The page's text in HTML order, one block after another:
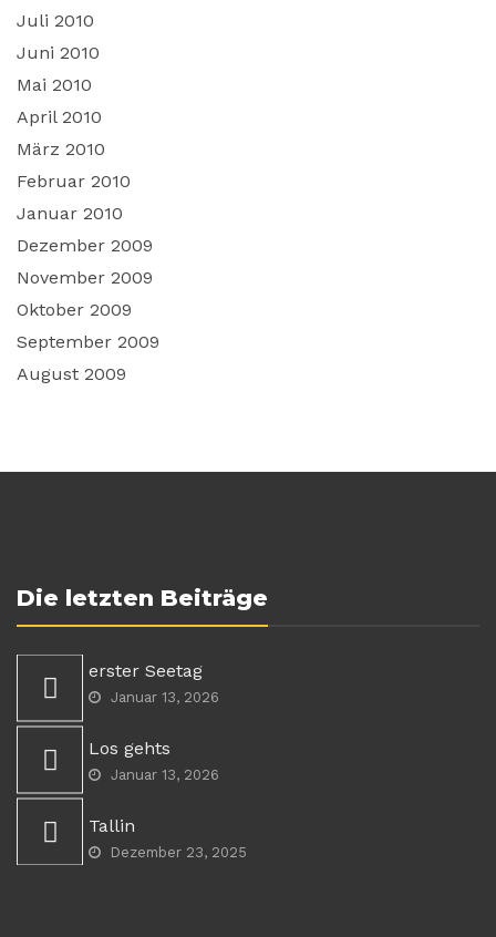
Juli 2010
Juni 2010
Mai 2010
April 2010
März 2010
Februar 2010
Januar 2010
Dezember 2009
November 2009
Oktober 2009
September 2009
August 2009
Die letzten Beiträge
erster Seetag
Januar 13, 2026
Los gehts
Januar 13, 2026
Tallin
Dezember 23, 2025